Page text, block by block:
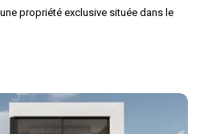
propriété exclusive située dans le